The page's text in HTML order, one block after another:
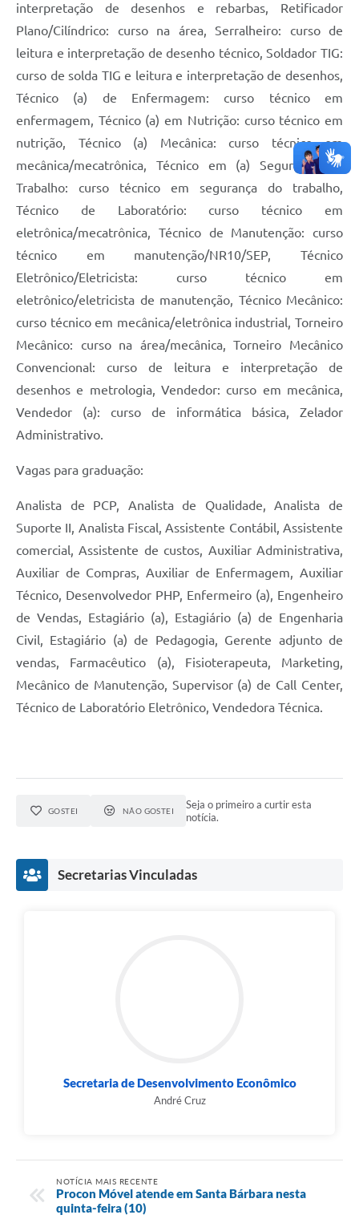
interpretação de desenhos e rebarbas, Retificador
Plano/Cilíndrico: curso na área, Serralheiro: curso de
leitura e interpretação de desenho técnico, Soldador TIG:
curso de solda TIG e leitura e interpretação de desenhos,
Técnico (a) de Enfermagem: curso técnico em
enfermagem, Técnico (a) em Nutrição: curso técnico em
nutrição, Técnico (a) Mecânica: curso técnico em
mecânica/mecatrônica, Técnico em (a) Segurança do
Trabalho: curso técnico em segurança do trabalho,
Técnico de Laboratório: curso técnico em
eletrônica/mecatrônica, Técnico de Manutenção: curso
técnico em manutenção/NR10/SEP, Técnico
Eletrônico/Eletricista: curso técnico em
eletrônico/eletricista de manutenção, Técnico Mecânico:
curso técnico em mecânica/eletrônica industrial, Torneiro
Mecânico: curso na área/mecânica, Torneiro Mecânico
Convencional: curso de leitura e interpretação de
desenhos e metrologia, Vendedor: curso em mecânica,
Vendedor (a): curso de informática básica, Zelador
Administrativo.
Vagas para graduação:
Analista de PCP, Analista de Qualidade, Analista de
Suporte II, Analista Fiscal, Assistente Contábil, Assistente
comercial, Assistente de custos, Auxiliar Administrativa,
Auxiliar de Compras, Auxiliar de Enfermagem, Auxiliar
Técnico, Desenvolvedor PHP, Enfermeiro (a), Engenheiro
de Vendas, Estagiário (a), Estagiário (a) de Engenharia
Civil, Estagiário (a) de Pedagogia, Gerente adjunto de
vendas, Farmacêutico (a), Fisioterapeuta, Marketing,
Mecânico de Manutenção, Supervisor (a) de Call Center,
Técnico de Laboratório Eletrônico, Vendedora Técnica.
GOSTEI NÃO GOSTEI
Seja o primeiro a curtir esta
notícia.
Secretarias Vinculadas
Secretaria de Desenvolvimento Econômico
André Cruz
NOTÍCIA MAIS RECENTE
Procon Móvel atende em Santa Bárbara nesta
quinta-feira (10)